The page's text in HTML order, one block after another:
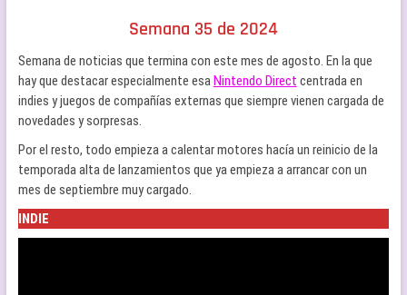
Semana 35 de 2024
Semana de noticias que termina con este mes de agosto. En la que
hay que destacar especialmente esaNintendo Direct centrada en
indies y juegos de compañías externas que siempre vienen cargada de
novedades y sorpresas.
Por el resto, todo empieza a calentar motores hacía un reinicio de la
temporada alta de lanzamientos que ya empieza a arrancar con un
mes de septiembre muy cargado.
INDIE